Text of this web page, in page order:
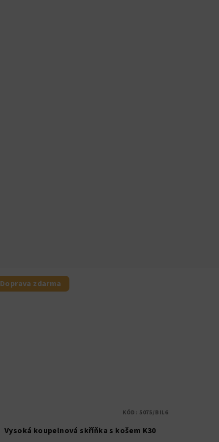
Doprava zdarma
Vysoká koupelnová skříňka s košem K30
KÓD: 5075/BIL6